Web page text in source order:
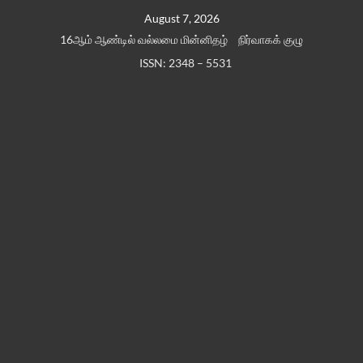
August 7, 2026
16ஆம் ஆண்டில் வல்லமை மின்னிதழ்
நிர்வாகக் குழு
ISSN: 2348 – 5531